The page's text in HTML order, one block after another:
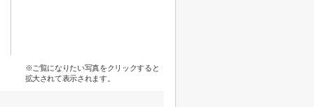
※ご覧になりたい写真をクリックすると
拡大されて表示されます。